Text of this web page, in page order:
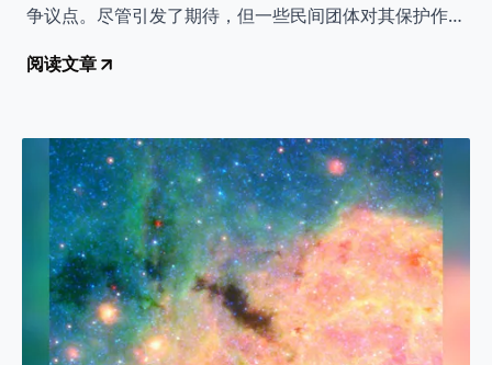
争议点。尽管引发了期待，但一些民间团体对其保护作用
阅读文章